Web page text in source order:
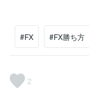
#FX #FX勝ち方
2